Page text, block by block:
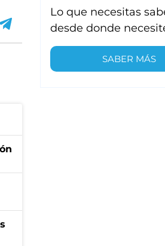
Lo que necesitas
desde donde
SABER MÁS